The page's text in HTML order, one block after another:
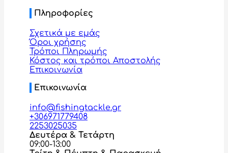
Πληροφορίες
Σχετικά με εμάς
Όροι χρήσης
Τρόποι Πληρωμής
Κόστος και τρόποι Αποστολής
Επικοινωνία
Επικοινωνία
info@fishingtackle.gr
+306971779408
2253025035
Δευτέρα & Τετάρτη
09:00-13:00